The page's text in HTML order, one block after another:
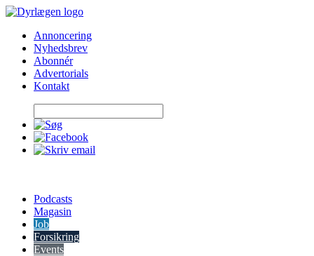
Skip
contentAnnoncering
Nyhedsbrev
Abonnér
Advertorials
Kontakt
Podcasts
Magasin
Job
Forsikring
Events